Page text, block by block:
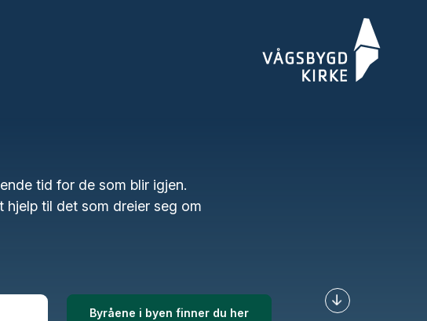
tid for de som blir igjen.
hjelp til det som dreier seg om
Byråene i byen finner du her